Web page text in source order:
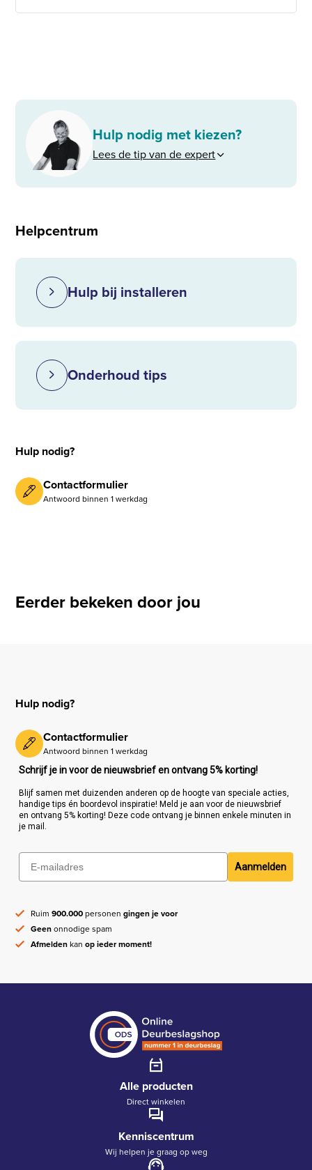
Hulp nodig met kiezen?
Lees de tip van de expert
Helpcentrum
Hulp bij installeren
Onderhoud tips
Hulp nodig?
Contactformulier
Antwoord binnen 1 werkdag
Eerder bekeken door jou
Hulp nodig?
Contactformulier
Antwoord binnen 1 werkdag
Schrijf je in voor de nieuwsbrief en ontvang 5% korting!
Blijf samen met duizenden anderen op de hoogte van speciale acties,
handige tips én boordevol inspiratie! Meld je aan voor de nieuwsbrief
en ontvang 5% korting! Deze code ontvang je binnen enkele minuten in
je mail.
Aanmelden
Ruim900.000personengingen je voor
Geenonnodige spam
Afmeldenkanop ieder moment!
Alle producten
Direct winkelen
Kenniscentrum
Wij helpen je graag op weg